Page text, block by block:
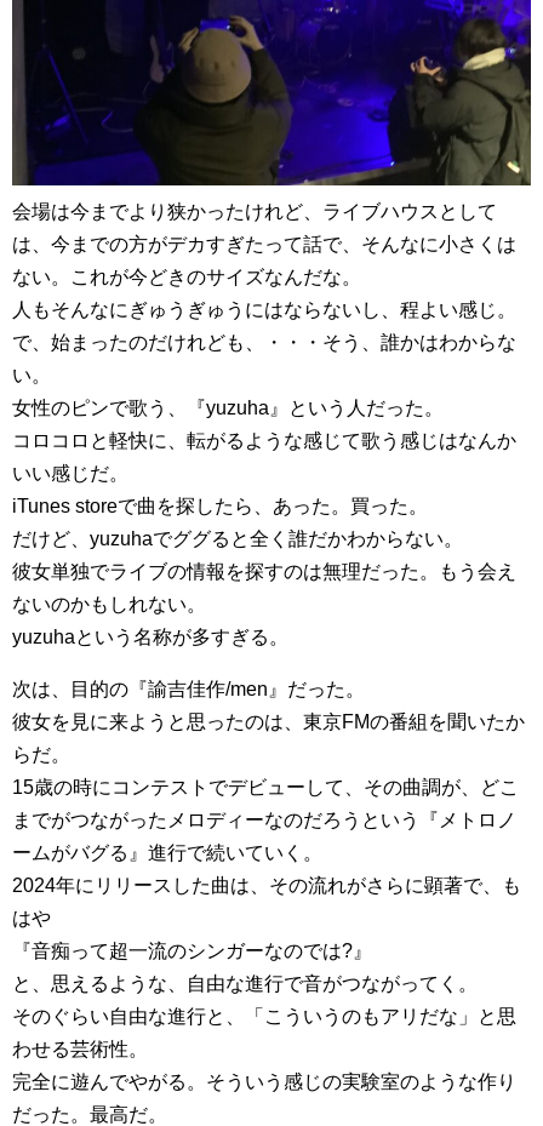
会場は今までより狭かったけれど、ライブハウスとして
は、今までの方がデカすぎたって話で、そんなに小さくは
ない。これが今どきのサイズなんだな。
人もそんなにぎゅうぎゅうにはならないし、程よい感じ。
で、始まったのだけれども、・・・そう、誰かはわからな
い。
女性のピンで歌う、『yuzuha』という人だった。
コロコロと軽快に、転がるような感じて歌う感じはなんか
いい感じだ。
iTunes storeで曲を探したら、あった。買った。
だけど、yuzuhaでググると全く誰だかわからない。
彼女単独でライブの情報を探すのは無理だった。もう会え
ないのかもしれない。
yuzuhaという名称が多すぎる。
次は、目的の『諭吉佳作/men』だった。
彼女を見に来ようと思ったのは、東京FMの番組を聞いたか
らだ。
15歳の時にコンテストでデビューして、その曲調が、どこ
までがつながったメロディーなのだろうという『メトロノ
ームがバグる』進行で続いていく。
2024年にリリースした曲は、その流れがさらに顕著で、も
はや
『音痴って超一流のシンガーなのでは?』
と、思えるような、自由な進行で音がつながってく。
そのぐらい自由な進行と、「こういうのもアリだな」と思
わせる芸術性。
完全に遊んでやがる。そういう感じの実験室のような作り
だった。最高だ。